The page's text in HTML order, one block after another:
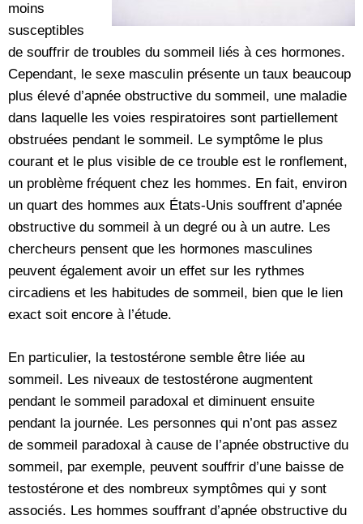
moins
susceptibles
de souffrir de troubles du sommeil liés à ces hormones.
Cependant, le sexe masculin présente un taux beaucoup
plus élevé d’apnée obstructive du sommeil, une maladie
dans laquelle les voies respiratoires sont partiellement
obstruées pendant le sommeil. Le symptôme le plus
courant et le plus visible de ce trouble est le ronflement,
un problème fréquent chez les hommes. En fait, environ
un quart des hommes aux États-Unis souffrent d’apnée
obstructive du sommeil à un degré ou à un autre. Les
chercheurs pensent que les hormones masculines
peuvent également avoir un effet sur les rythmes
circadiens et les habitudes de sommeil, bien que le lien
exact soit encore à l’étude.
En particulier, la testostérone semble être liée au
sommeil. Les niveaux de testostérone augmentent
pendant le sommeil paradoxal et diminuent ensuite
pendant la journée. Les personnes qui n’ont pas assez
de sommeil paradoxal à cause de l’apnée obstructive du
sommeil, par exemple, peuvent souffrir d’une baisse de
testostérone et des nombreux symptômes qui y sont
associés. Les hommes souffrant d’apnée obstructive du